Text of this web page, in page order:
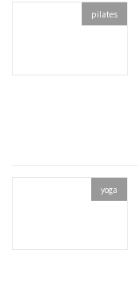
pilates
yoga